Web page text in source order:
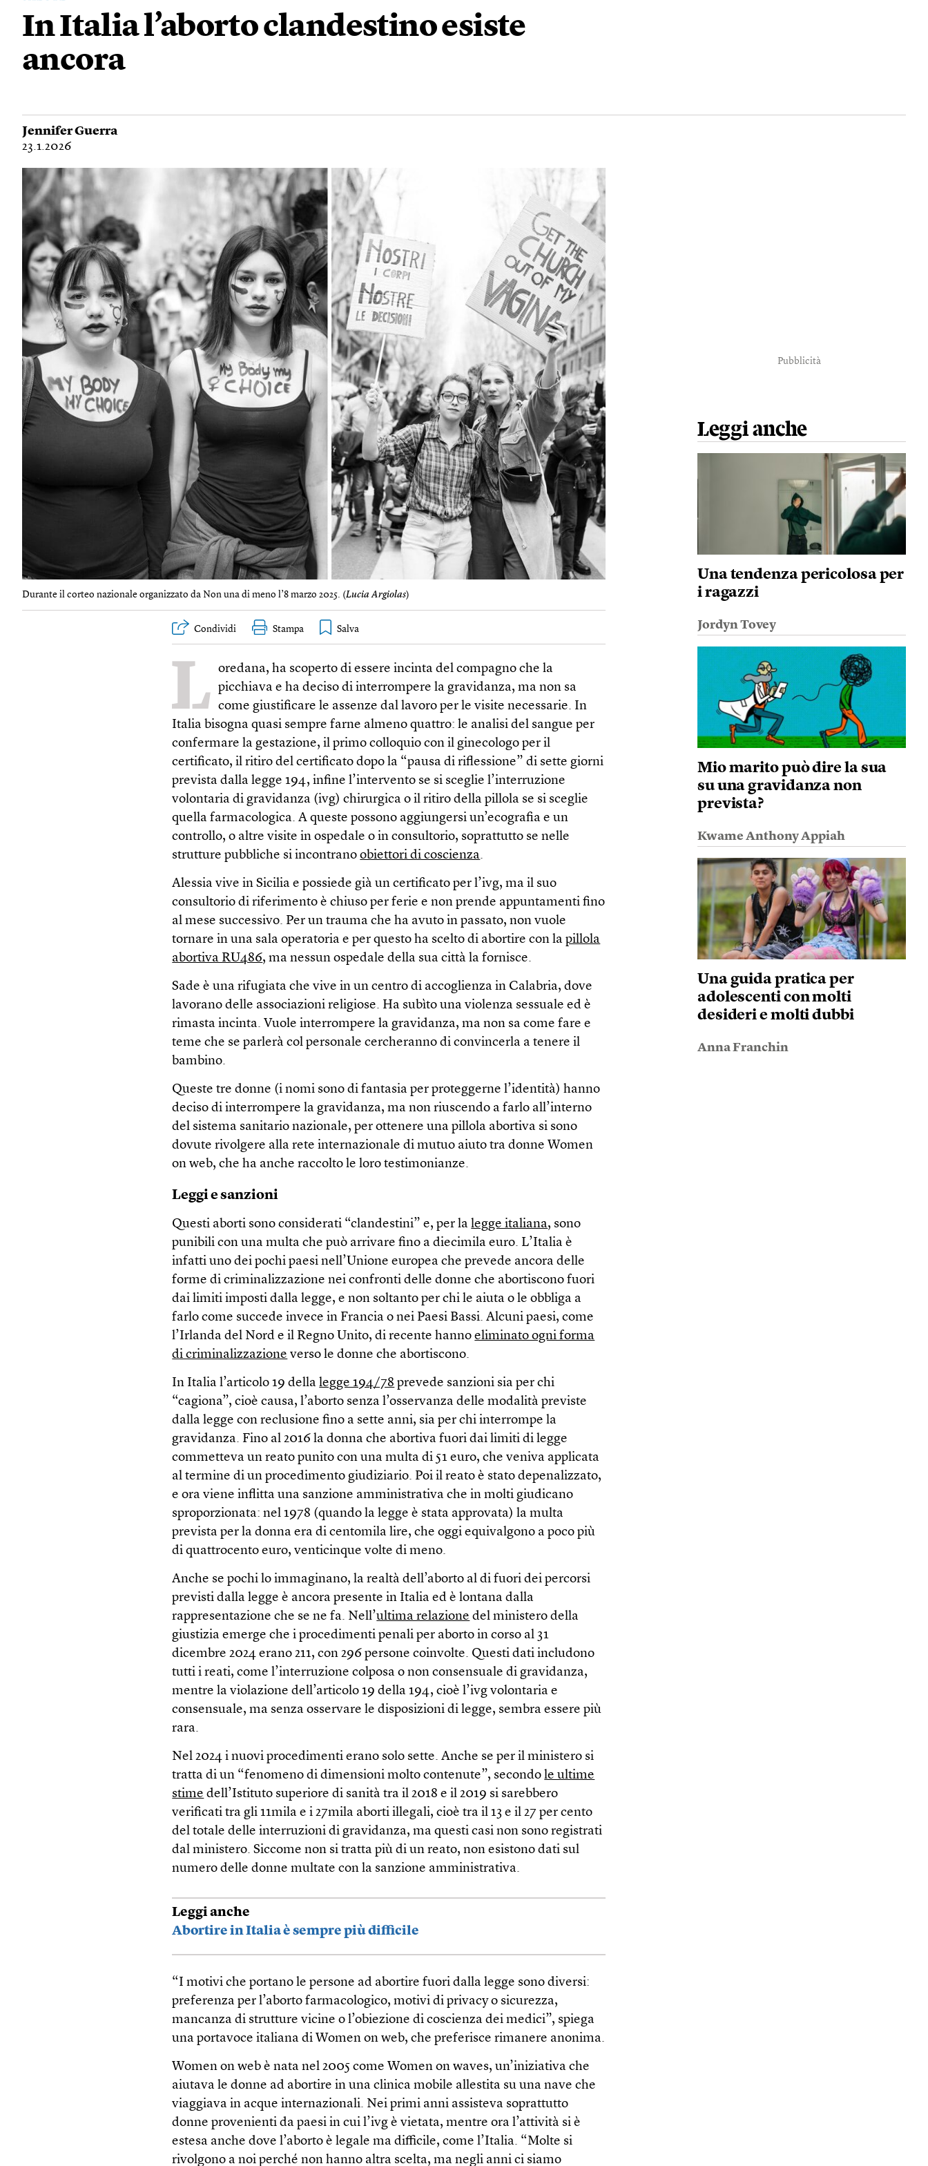
In Italia l’aborto clandestino esiste
ancora
Jennifer Guerra
23.1.2026
Durante il corteo nazionale organizzato da Non una di meno l’8 marzo 2025. (Lucia Argiolas)
Condividi Stampa
L oredana, ha scoperto di essere incinta del compagno che la
picchiava e ha deciso di interrompere la gravidanza, ma non sa
come giustificare le assenze dal lavoro per le visite necessarie. In
Italia bisogna quasi sempre farne almeno quattro: le analisi del sangue per
confermare la gestazione, il primo colloquio con il ginecologo per il
certificato, il ritiro del certificato dopo la “pausa di riflessione” di sette giorni
prevista dalla legge 194, infine l’intervento se si sceglie l’interruzione
volontaria di gravidanza (ivg) chirurgica o il ritiro della pillola se si sceglie
quella farmacologica. A queste possono aggiungersi un’ecografia e un
controllo, o altre visite in ospedale o in consultorio, soprattutto se nelle
strutture pubbliche si incontranoobiettori di coscienza.
Alessia vive in Sicilia e possiede già un certificato per l’ivg, ma il suo
consultorio di riferimento è chiuso per ferie e non prende appuntamenti fino
al mese successivo. Per un trauma che ha avuto in passato, non vuole
tornare in una sala operatoria e per questo ha scelto di abortire con lapillola
abortiva RU486, ma nessun ospedale della sua città la fornisce.
Sade è una rifugiata che vive in un centro di accoglienza in Calabria, dove
lavorano delle associazioni religiose. Ha subìto una violenza sessuale ed è
rimasta incinta. Vuole interrompere la gravidanza, ma non sa come fare e
teme che se parlerà col personale cercheranno di convincerla a tenere il
bambino.
Queste tre donne (i nomi sono di fantasia per proteggerne l’identità) hanno
deciso di interrompere la gravidanza, ma non riuscendo a farlo all’interno
del sistema sanitario nazionale, per ottenere una pillola abortiva si sono
dovute rivolgere alla rete internazionale di mutuo aiuto tra donne Women
on web, che ha anche raccolto le loro testimonianze.
Leggi e sanzioni
Questi aborti sono considerati “clandestini” e, per lalegge italiana, sono
punibili con una multa che può arrivare fino a diecimila euro. L’Italia è
infatti uno dei pochi paesi nell’Unione europea che prevede ancora delle
forme di criminalizzazione nei confronti delle donne che abortiscono fuori
dai limiti imposti dalla legge, e non soltanto per chi le aiuta o le obbliga a
farlo come succede invece in Francia o nei Paesi Bassi. Alcuni paesi, come
l’Irlanda del Nord e il Regno Unito, di recente hannoeliminato ogni forma
di criminalizzazione verso le donne che abortiscono.
In Italia l’articolo 19 dellalegge 194/78 prevede sanzioni sia per chi
“cagiona”, cioè causa, l’aborto senza l’osservanza delle modalità previste
dalla legge con reclusione fino a sette anni, sia per chi interrompe la
gravidanza. Fino al 2016 la donna che abortiva fuori dai limiti di legge
commetteva un reato punito con una multa di 51 euro, che veniva applicata
al termine di un procedimento giudiziario. Poi il reato è stato depenalizzato,
e ora viene inflitta una sanzione amministrativa che in molti giudicano
sproporzionata: nel 1978 (quando la legge è stata approvata) la multa
prevista per la donna era di centomila lire, che oggi equivalgono a poco più
di quattrocento euro, venticinque volte di meno.
Anche se pochi lo immaginano, la realtà dell’aborto al di fuori dei percorsi
previsti dalla legge è ancora presente in Italia ed è lontana dalla
rappresentazione che se ne fa. Nell’ultima relazione del ministero della
giustizia emerge che i procedimenti penali per aborto in corso al 31
dicembre 2024 erano 211, con 296 persone coinvolte. Questi dati includono
tutti i reati, come l’interruzione colposa o non consensuale di gravidanza,
mentre la violazione dell’articolo 19 della 194, cioè l’ivg volontaria e
consensuale, ma senza osservare le disposizioni di legge, sembra essere più
rara.
Nel 2024 i nuovi procedimenti erano solo sette. Anche se per il ministero si
tratta di un “fenomeno di dimensioni molto contenute”, secondole ultime
stime dell’Istituto superiore di sanità tra il 2018 e il 2019 si sarebbero
verificati tra gli 11mila e i 27mila aborti illegali, cioè tra il 13 e il 27 per cento
del totale delle interruzioni di gravidanza, ma questi casi non sono registrati
dal ministero. Siccome non si tratta più di un reato, non esistono dati sul
numero delle donne multate con la sanzione amministrativa.
Leggi anche
Abortire in Italia è sempre più difficile
“I motivi che portano le persone ad abortire fuori dalla legge sono diversi:
preferenza per l’aborto farmacologico, motivi di privacy o sicurezza,
mancanza di strutture vicine o l’obiezione di coscienza dei medici”, spiega
una portavoce italiana di Women on web, che preferisce rimanere anonima.
Women on web è nata nel 2005 come Women on waves, un’iniziativa che
aiutava le donne ad abortire in una clinica mobile allestita su una nave che
viaggiava in acque internazionali. Nei primi anni assisteva soprattutto
donne provenienti da paesi in cui l’ivg è vietata, mentre ora l’attività si è
estesa anche dove l’aborto è legale ma difficile, come l’Italia. “Molte si
rivolgono a noi perché non hanno altra scelta, ma negli anni ci siamo
Pubblicità
Leggi anche
Una tendenza pericolosa per
i ragazzi
Jordyn Tovey
Mio marito può dire la sua
su una gravidanza non
prevista?
Kwame Anthony Appiah
Una guida pratica per
adolescenti con molti
desideri e molti dubbi
Anna Franchin